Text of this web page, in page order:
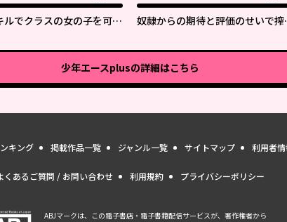
ルでクラスの女の子を可愛
奴隷からの期待と評価のせいで搾
少年エースplusの詳細はこちら
キング 掲載作品一覧 ジャンル一覧 サイトマップ 利用者
くあるご質問 / お問い合わせ 利用規約 プライバシーポリシー
ABJマークは、この電子書店・電子書籍配信サービスが、著作権者から